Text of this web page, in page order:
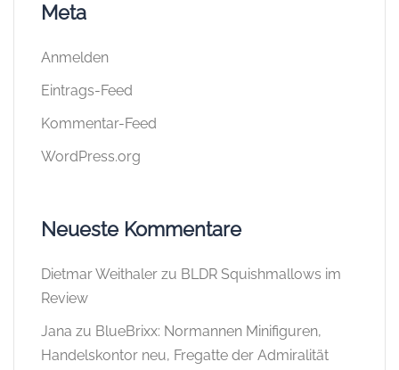
Meta
Anmelden
Eintrags-Feed
Kommentar-Feed
WordPress.org
Neueste Kommentare
Dietmar Weithaler zu BLDR Squishmallows im
Review
Jana zu BlueBrixx: Normannen Minifiguren,
Handelskontor neu, Fregatte der Admiralität